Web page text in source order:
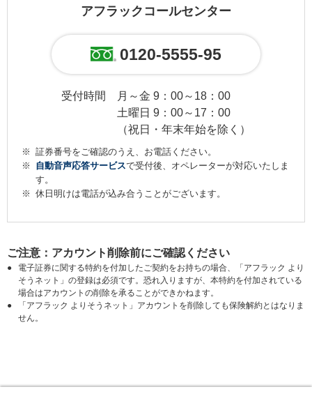
アフラックコールセンター
0120-5555-95
受付時間
月～金 9：00～18：00
土曜日 9：00～17：00
（祝日・年末年始を除く）
※ 証券番号をご確認のうえ、お電話ください。
※
自動音声応答サービスで受付後、オペレーターが対応いたしま
す。
※ 休日明けは電話が込み合うことがございます。
ご注意：アカウント削除前にご確認ください
●
電子証券に関する特約を付加したご契約をお持ちの場合、「アフラック より
そうネット」の登録は必須です。恐れ入りますが、本特約を付加されている
場合はアカウントの削除を承ることができかねます。
●
「アフラック よりそうネット」アカウントを削除しても保険解約とはなりま
せん。